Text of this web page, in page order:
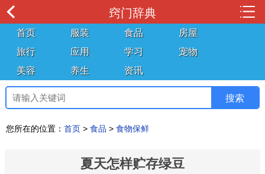
窍门辞典
首页 服装 食品
房屋
旅行
应用 学习
宠物
美容
养生 资讯
您所在的位置： 首页 > 食品 > 食物保鲜
夏天怎样贮存绿豆